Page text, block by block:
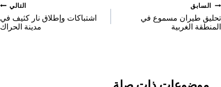
تصفّح
المقالات
السابق
تحليق طيران مسموع في
المنطقة الغربية
التالي
اشتباكات وإطلاق نار كثيف في
مدينة الحراك